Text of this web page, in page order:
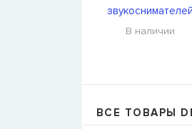
DiMarzio
В наличии
ВСЕ ТОВАРЫ